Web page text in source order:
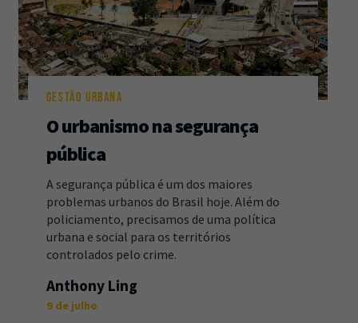
GESTÃO URBANA
O urbanismo na segurança
pública
A segurança pública é um dos maiores
problemas urbanos do Brasil hoje. Além do
policiamento, precisamos de uma política
urbana e social para os territórios
controlados pelo crime.
Anthony Ling
9 de julho